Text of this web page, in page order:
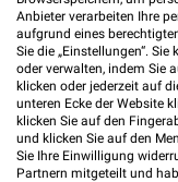
Gültig ab Mo. 10.08.
NKD
Anbieter verarbeiten Ihre
aufgrund eines
Sie die „Einstellungen“.
oder verwalten, indem Sie
klicken oder jederzeit auf
unteren Ecke der Website
klicken Sie auf den
und klicken Sie auf den
Sie Ihre Einwilligung
Partnern mitgeteilt und